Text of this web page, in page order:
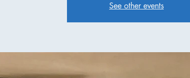
See other events